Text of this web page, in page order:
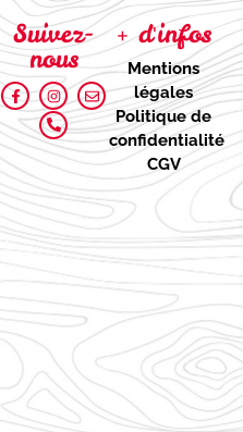
Suivez-
nous
+ d'infos
Mentions
légales
Politique de
confidentialité
CGV